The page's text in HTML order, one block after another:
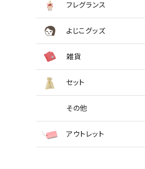
フレグランス
よじこグッズ
雑貨
セット
その他
アウトレット